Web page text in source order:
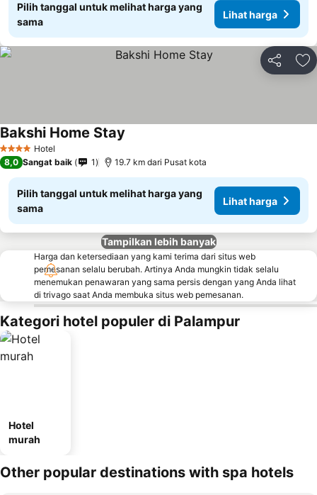
Pilih tanggal untuk melihat harga yang
sama
Lihat harga
Bagikan
4 BintangHotel
Bakshi Home Stay
8,0 Sangat baik 1 19.7 km dari Pusat kota
Pilih tanggal untuk melihat harga yang
sama
Lihat harga
Tampilkan lebih banyak
Harga dan ketersediaan yang kami terima dari situs web
pemesanan selalu berubah. Artinya Anda mungkin tidak selalu
menemukan penawaran yang sama persis dengan yang Anda lihat
di trivago saat Anda membuka situs web pemesanan.
Kategori hotel populer di Palampur
Hotel
murah
Other popular destinations with spa hotels